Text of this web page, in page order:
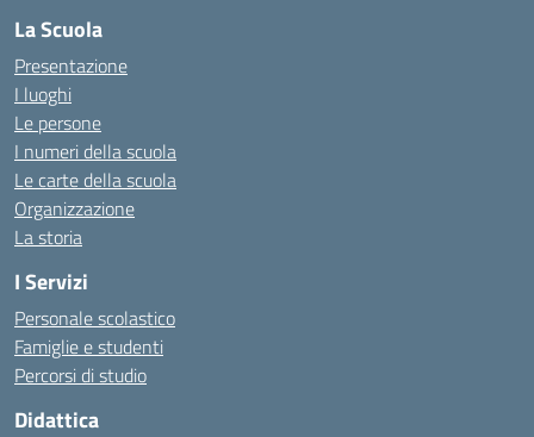
La Scuola
Presentazione
I luoghi
Le persone
I numeri della scuola
Le carte della scuola
Organizzazione
La storia
I Servizi
Personale scolastico
Famiglie e studenti
Percorsi di studio
Didattica